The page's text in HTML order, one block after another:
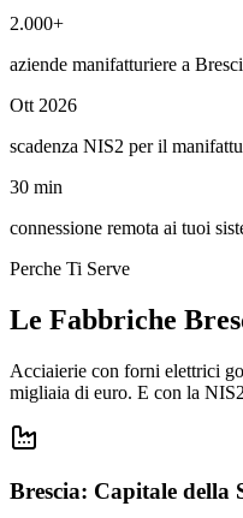
2.000+
aziende manifatturiere a
Ott 2026
scadenza NIS2 per il
30 min
connessione remota ai tuoi
Perche Ti Serve
Le Fabbriche
Acciaierie con forni elettrici
migliaia di euro. E con la
Brescia: Capitale della